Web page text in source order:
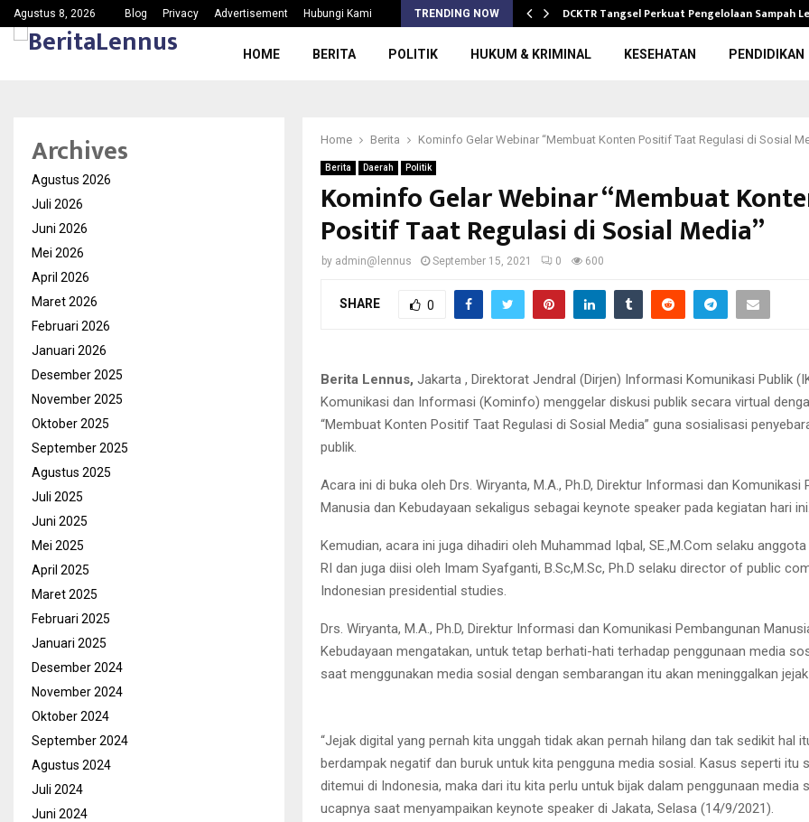
Agustus 8, 2026 Blog Privacy Advertisement Hubungi Kami TRENDING NOW
Ketua PAC Gerindra Kec.Jasinga Meradang, Nama Baik… DCKTR Tangsel Perkuat Pengelolaan Sampah
HOME BERITA POLITIK HUKUM & KRIMINAL KESEHATAN PENDIDIKAN
Home Berita Kominfo Gelar Webinar “Membuat Konten Positif Taat Regulasi di Sosial
Berita Daerah Politik
Kominfo Gelar Webinar “Membuat
Positif Taat Regulasi di Sosial Media”
by admin@lennus September 15, 2021 0 600
SHARE 0
Berita Lennus, Jakarta , Direktorat Jendral (Dirjen) Informasi Komunikasi Publik
Komunikasi dan Informasi (Kominfo) menggelar diskusi publik secara virtual
“Membuat Konten Positif Taat Regulasi di Sosial Media” guna sosialisasi
publik.
Acara ini di buka oleh Drs. Wiryanta, M.A., Ph.D, Direktur Informasi dan Komunikasi
Manusia dan Kebudayaan sekaligus sebagai keynote speaker pada kegiatan hari
Kemudian, acara ini juga dihadiri oleh Muhammad Iqbal, SE.,M.Com selaku
RI dan juga diisi oleh Imam Syafganti, B.Sc,M.Sc, Ph.D selaku director of public
Indonesian presidential studies.
Drs. Wiryanta, M.A., Ph.D, Direktur Informasi dan Komunikasi Pembangunan
Kebudayaan mengatakan, untuk tetap berhati-hati terhadap penggunaan media
saat menggunakan media sosial dengan sembarangan itu akan meninggalkan
“Jejak digital yang pernah kita unggah tidak akan pernah hilang dan tak sedikit hal
berdampak negatif dan buruk untuk kita pengguna media sosial. Kasus seperti itu
ditemui di Indonesia, maka dari itu kita perlu untuk bijak dalam penggunaan media
ucapnya saat menyampaikan keynote speaker di Jakata, Selasa (14/9/2021).
Archives
Agustus 2026
Juli 2026
Juni 2026
Mei 2026
April 2026
Maret 2026
Februari 2026
Januari 2026
Desember 2025
November 2025
Oktober 2025
September 2025
Agustus 2025
Juli 2025
Juni 2025
Mei 2025
April 2025
Maret 2025
Februari 2025
Januari 2025
Desember 2024
November 2024
Oktober 2024
September 2024
Agustus 2024
Juli 2024
Juni 2024